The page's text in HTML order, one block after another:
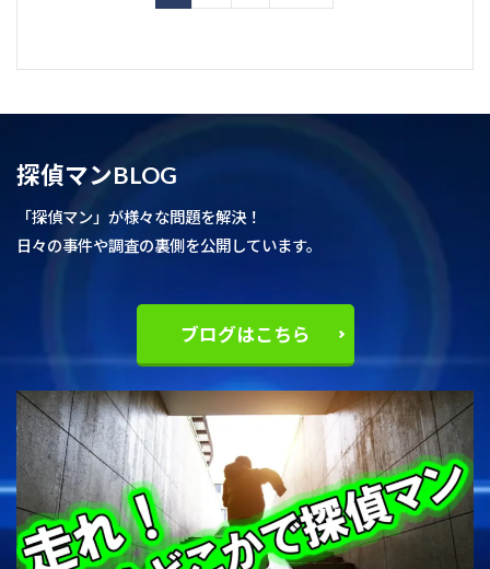
探偵マンBLOG
「探偵マン」が様々な問題を解決！
日々の事件や調査の裏側を公開しています。
ブログはこちら